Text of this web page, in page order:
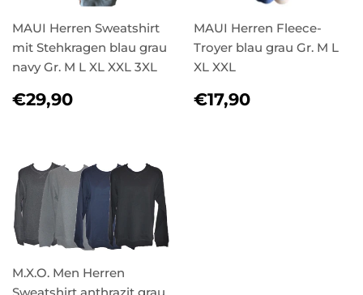
MAUI Herren Sweatshirt
mit Stehkragen blau grau
navy Gr. M L XL XXL 3XL
NORMALER
PREIS
€29,90
MAUI Herren Fleece-
Troyer blau grau Gr. M L
XL XXL
NORMALER
PREIS
€17,90
M.X.O. Men Herren